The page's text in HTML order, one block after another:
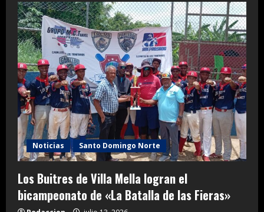
en
SDN:
20
detenidos
y
más
de
9,000
gramos
de
drogas
ocupadas
Noticias Santo Domingo Norte
Los Buitres de Villa Mella logran el
bicampeonato de «La Batalla de las Fieras»